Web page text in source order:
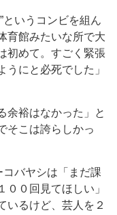
いうコンビを組ん
育館みたいな所で大
初めて。すごく緊張
うにと必死でした」
余裕はなかった」と
そこは誇らしかっ
バヤシは「まだ課
０回見てほしい」
いるけど、芸人を２